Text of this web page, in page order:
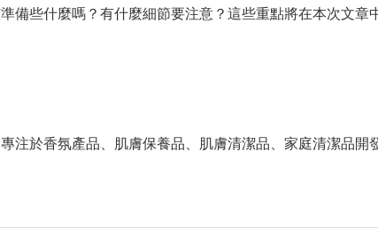
備些什麼嗎？有什麼細節要注意？這些重點將在本次文章
注於香氛產品、肌膚保養品、肌膚清潔品、家庭清潔品開